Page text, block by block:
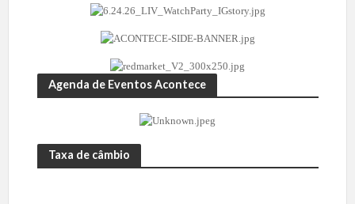
Agenda de Eventos Acontece
Taxa de câmbio